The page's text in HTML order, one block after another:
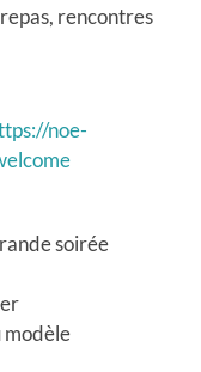
rencontres
noe-
soirée
modèle